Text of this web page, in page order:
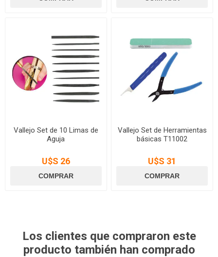
Vallejo Set de 10 Limas de
Aguja
U$S 26
Vallejo Set de Herramientas
básicas T11002
U$S 31
Los clientes que compraron este
producto también han comprado